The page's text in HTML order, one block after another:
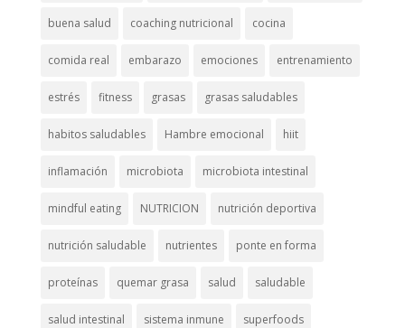
buena salud coaching nutricional cocina
comida real embarazo emociones entrenamiento
estrés fitness grasas grasas saludables
habitos saludables Hambre emocional hiit
inflamación microbiota microbiota intestinal
mindful eating NUTRICION nutrición deportiva
nutrición saludable nutrientes ponte en forma
proteínas quemar grasa salud saludable
salud intestinal sistema inmune superfoods